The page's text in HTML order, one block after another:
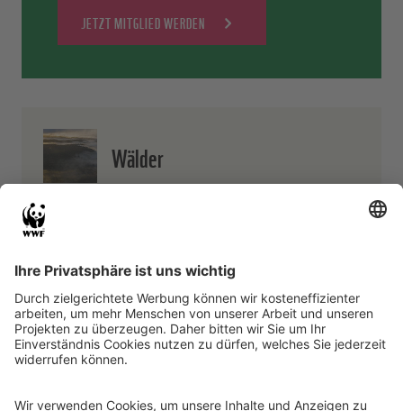
JETZT MITGLIED WERDEN
Wälder
Ein Drittel der Landfläche ist mit Wald bedeckt.
Doch sie nimmt ab. In mehr als 300 Projekten
Zur Übersicht
Europa: Vizeweltmeister der
Waldzerstörung